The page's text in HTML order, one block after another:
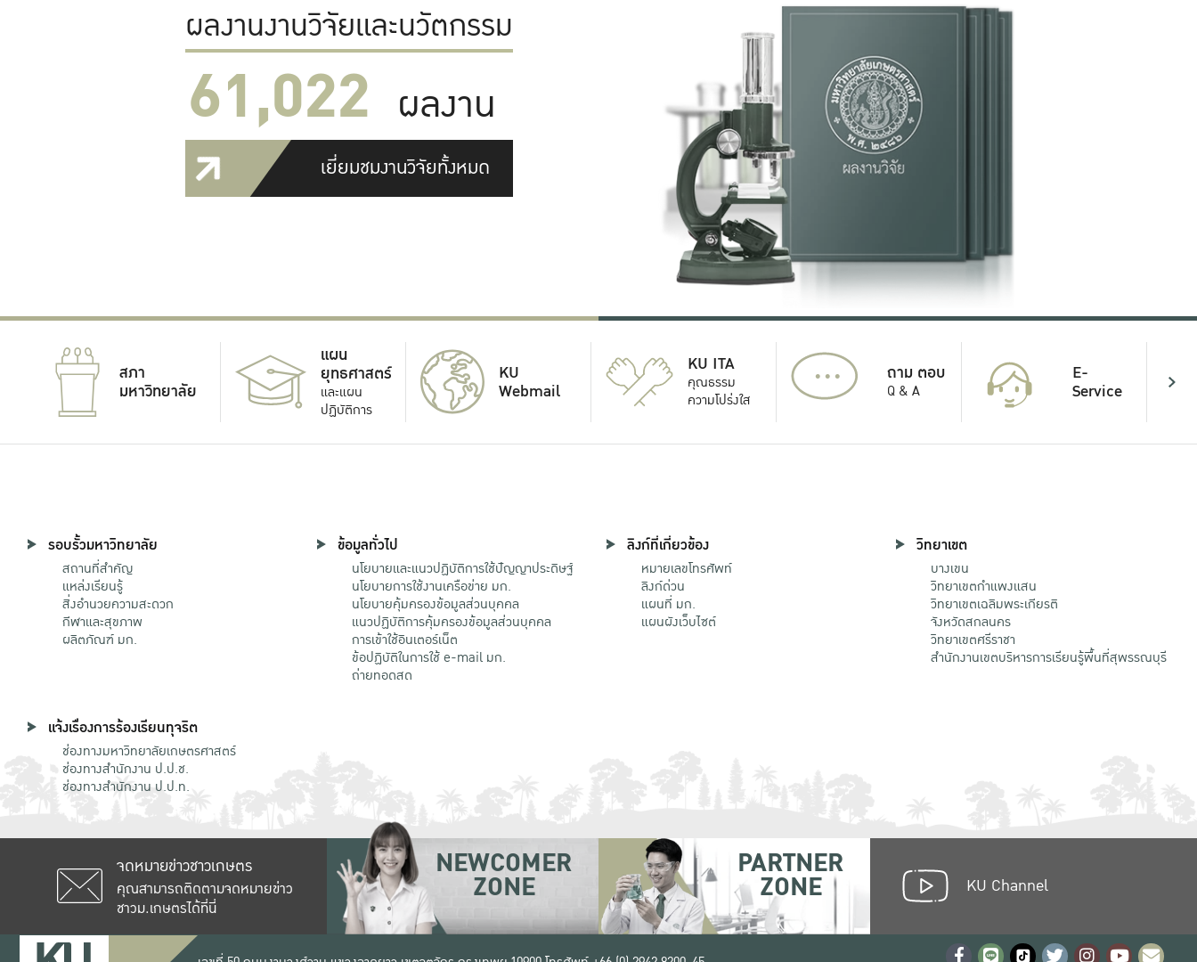
ผลงานงานวิจัยและนวัตกรรม
61,022 ผลงาน
เยี่ยมชมงานวิจัยทั้งหมด
สภา
มหาวิทยาลัย
แผน
ยุทธศาสตร์
และแผน
ปฏิบัติการ
KU
Webmail
KU ITA
คุณธรรม
ความโปร่งใส
... ถาม ตอบ
Q & A
E-
Service
รอบรั้วมหาวิทยาลัย
สถานที่สำคัญ
แหล่งเรียนรู้
สิ่งอำนวยความสะดวก
กีฬาและสุขภาพ
ผลิตภัณฑ์ มก.
ข้อมูลทั่วไป
นโยบายและแนวปฏิบัติการใช้ปัญญาประดิษฐ์
นโยบายการใช้งานเครือข่าย มก.
นโยบายคุ้มครองข้อมูลส่วนบุคคล
แนวปฏิบัติการคุ้มครองข้อมูลส่วนบุคคล
การเข้าใช้อินเตอร์เน็ต
ข้อปฏิบัติในการใช้ e-mail มก.
ถ่ายทอดสด
ลิงก์ที่เกี่ยวข้อง
หมายเลขโทรศัพท์
ลิงก์ด่วน
แผนที่ มก.
แผนผังเว็บไซต์
วิทยาเขต
บางเขน
วิทยาเขตกําแพงแสน
วิทยาเขตเฉลิมพระเกียรติ
จังหวัดสกลนคร
วิทยาเขตศรีราชา
สำนักงานเขตบริหารการเรียนรู้พื้นที่สุพรรณบุรี
แจ้งเรื่องการร้องเรียนทุจริต
ช่องทางมหาวิทยาลัยเกษตรศาสตร์
ช่องทางสำนักงาน ป.ป.ช.
ช่องทางสำนักงาน ป.ป.ท.
จดหมายข่าวชาวเกษตร
คุณสามารถติดตามจดหมายข่าว
ชาวม.เกษตรได้ที่นี่
NEWCOMER
ZONE
PARTNER
ZONE KU Channel